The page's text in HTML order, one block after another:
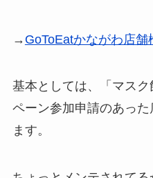
→ GoToEatかながわ店舗
基本としては、「マス
ペーン参加申請のあっ
ます。